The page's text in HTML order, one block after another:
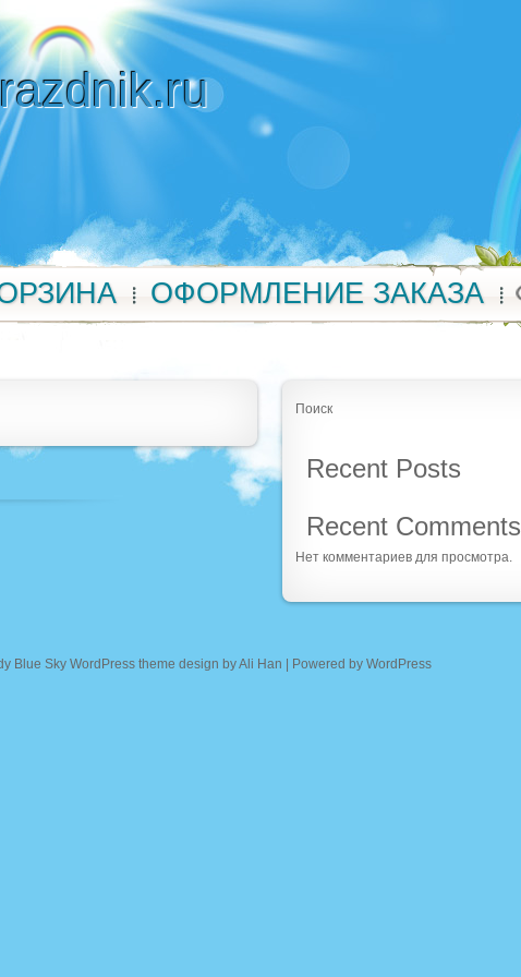
ОФОРМЛЕНИЕ ЗАКАЗА
Поиск
Recent Posts
Recent Comments
Нет комментариев для просмотра.
Blue Sky WordPress theme design byAli Han | Powered by WordPress